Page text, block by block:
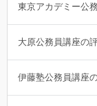
東京アカデミー公
大原公務員講座の
伊藤塾公務員講座